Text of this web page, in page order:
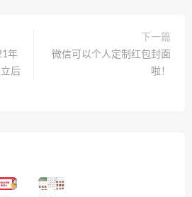
年
后
下一篇
微信可以个人定制红包封面
啦！